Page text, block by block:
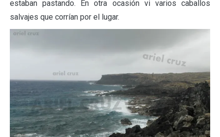
estaban pastando. En otra ocasión vi varios caballos
salvajes que corrían por el lugar.